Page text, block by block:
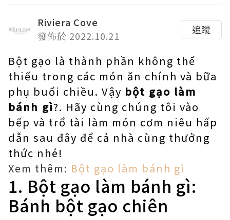
Riviera Cove
發佈於 2022.10.21
追蹤
Bột gạo là thành phần không thể
thiếu trong các món ăn chính và bữa
phụ buổi chiều. Vậy bột gạo làm
bánh gì?. Hãy cùng chúng tôi vào
bếp và trổ tài làm món cơm niêu hấp
dẫn sau đây để cả nhà cùng thưởng
thức nhé!
Xem thêm: Bột gạo làm bánh gì
1. Bột gạo làm bánh gì:
Bánh bột gạo chiên